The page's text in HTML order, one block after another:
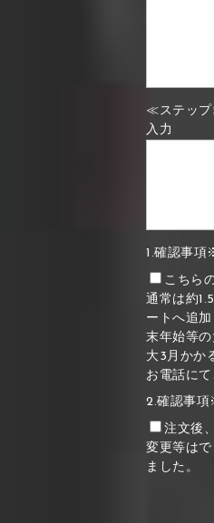
≪ステップ
入力
1.確認事項
こちら
通常は約
ートへ追
末年始等
大3月かか
お電話にて
2.確認事
注文後
変更等は
ました。